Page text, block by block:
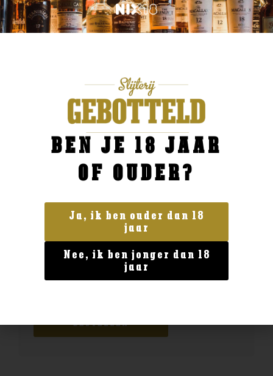
Land van herkomst
Millstone Oloroso Sherry 200ml
BESTELLEN
BEN JE 18 JAAR
OF OUDER?
Ja, ik ben ouder dan 18
jaar
Nee, ik ben jonger dan 18
jaar